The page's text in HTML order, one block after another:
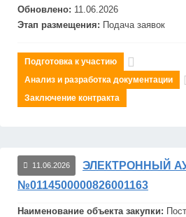
Обновлено: 11.06.2026
Этап размещения: Подача заявок
Подготовка к участию
Анализ и разработка документации
Заключение контракта
11.06.2026
ЭЛЕКТРОННЫЙ
№0114500000826001163
Наименование объекта закупки: